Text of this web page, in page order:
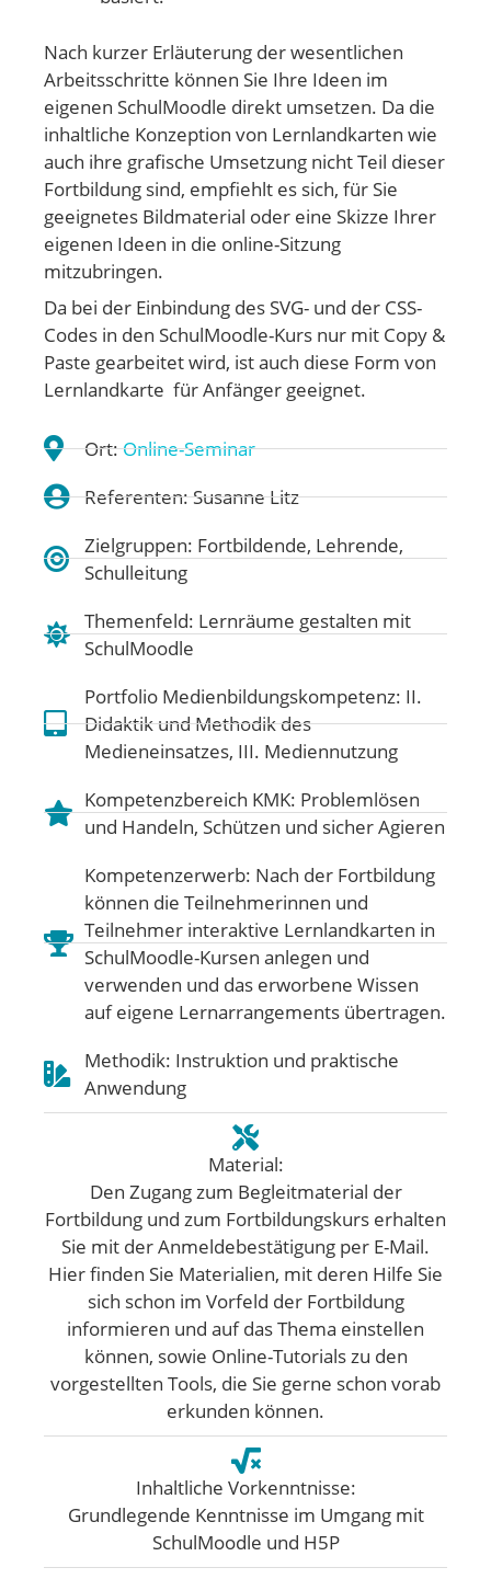
Nach kurzer Erläuterung der wesentlichen
Arbeitsschritte können Sie Ihre Ideen im
eigenen SchulMoodle direkt umsetzen. Da die
inhaltliche Konzeption von Lernlandkarten wie
auch ihre grafische Umsetzung nicht Teil dieser
Fortbildung sind, empfiehlt es sich, für Sie
geeignetes Bildmaterial oder eine Skizze Ihrer
eigenen Ideen in die online-Sitzung
mitzubringen.
Da bei der Einbindung des SVG- und der CSS-
Codes in den SchulMoodle-Kurs nur mit Copy &
Paste gearbeitet wird, ist auch diese Form von
Lernlandkarte für Anfänger geeignet.
Ort:Online-Seminar
Referenten: Susanne Litz
Zielgruppen: Fortbildende, Lehrende,
Schulleitung
Themenfeld: Lernräume gestalten mit
SchulMoodle
Portfolio Medienbildungskompetenz: II.
Didaktik und Methodik des
Medieneinsatzes, III. Mediennutzung
Kompetenzbereich KMK: Problemlösen
und Handeln, Schützen und sicher Agieren
Kompetenzerwerb: Nach der Fortbildung
können die Teilnehmerinnen und
Teilnehmer interaktive Lernlandkarten in
SchulMoodle-Kursen anlegen und
verwenden und das erworbene Wissen
auf eigene Lernarrangements übertragen.
Methodik: Instruktion und praktische
Anwendung
Material:
Den Zugang zum Begleitmaterial der
Fortbildung und zum Fortbildungskurs erhalten
Sie mit der Anmeldebestätigung per E-Mail.
Hier finden Sie Materialien, mit deren Hilfe Sie
sich schon im Vorfeld der Fortbildung
informieren und auf das Thema einstellen
können, sowie Online-Tutorials zu den
vorgestellten Tools, die Sie gerne schon vorab
erkunden können.
Inhaltliche Vorkenntnisse:
Grundlegende Kenntnisse im Umgang mit
SchulMoodle und H5P